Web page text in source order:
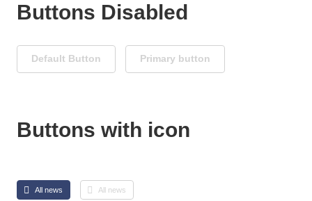
Buttons Disabled
Default Button Primary button
Buttons with icon
All news All news